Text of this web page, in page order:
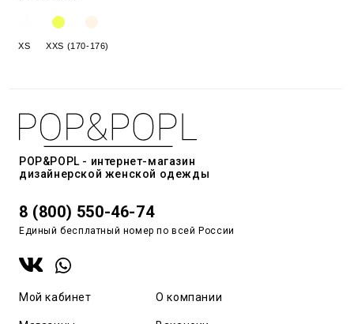
XS XXS (170-176)
POP&POPL - интернет-магазин
дизайнерской женской одежды
8 (800) 550-46-74
Единый бесплатный номер по всей России
Мой кабинет О компании